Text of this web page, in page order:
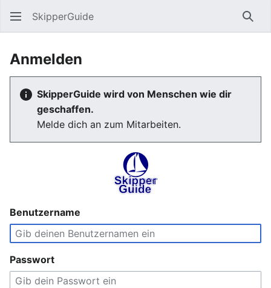
SkipperGuide
Anmelden
SkipperGuide wird von Menschen wie dir
geschaffen.
Melde dich an zum Mitarbeiten.
Benutzername
Passwort